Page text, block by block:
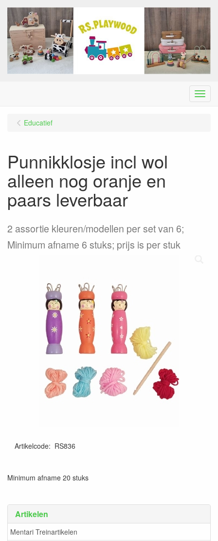
Menu
Artikelen
Mentari Treinartikelen
Educatief
Punnikklosje incl wol
alleen nog oranje en
paars leverbaar
2 assortie kleuren/modellen per set van 6;
Minimum afname 6 stuks; prijs is per stuk
Artikelcode: RS836
Minimum afname 20 stuks